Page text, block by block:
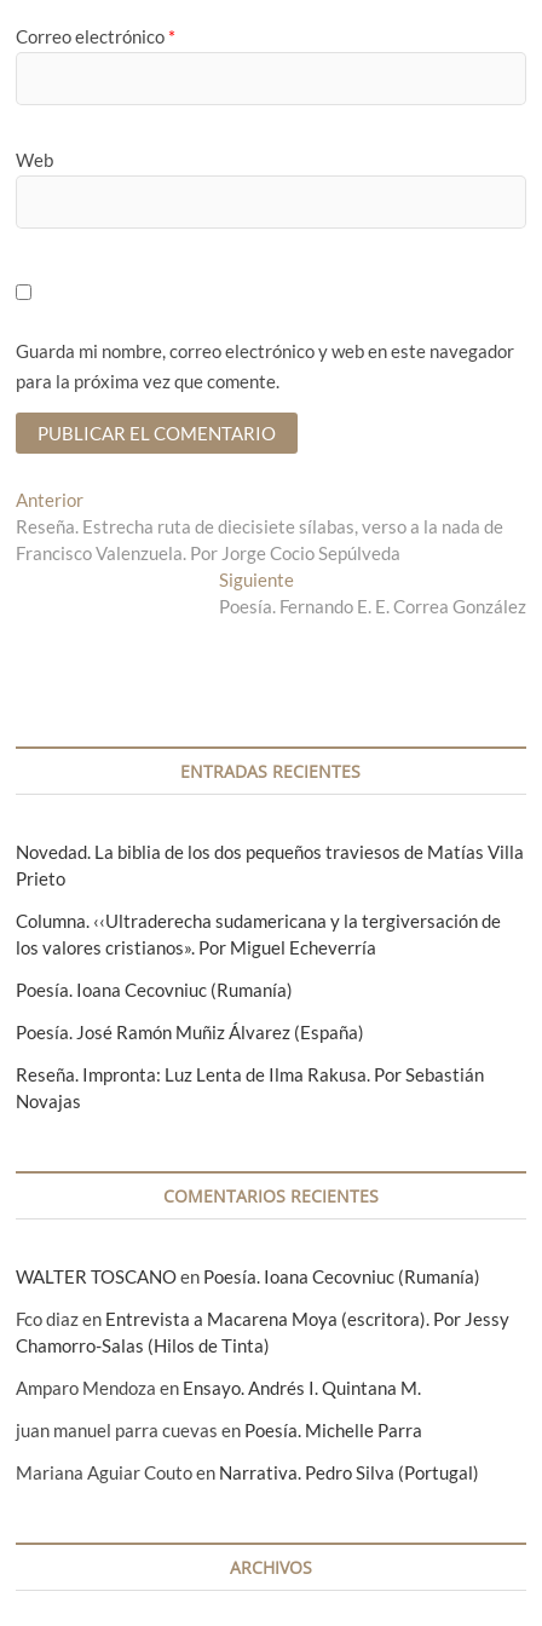
Correo electrónico *
Web
Guarda mi nombre, correo electrónico y web en este navegador
para la próxima vez que comente.
N
a
c
n
d
e
n
t
r
d
Anterior
n
t
r
o
Reseña. Estrecha ruta de diecisiete sílabas, verso a la nada de
Francisco Valenzuela. Por Jorge Cocio Sepúlveda
SiguienteE
n
s
i
u
n
t
Poesía. Fernando E. E. Correa González
ENTRADAS RECIENTES
Novedad. La biblia de los dos pequeños traviesos de Matías Villa
Prieto
Columna. ‹‹Ultraderecha sudamericana y la tergiversación de
los valores cristianos». Por Miguel Echeverría
Poesía. Ioana Cecovniuc (Rumanía)
Poesía. José Ramón Muñiz Álvarez (España)
Reseña. Impronta: Luz Lenta de Ilma Rakusa. Por Sebastián
Novajas
COMENTARIOS RECIENTES
WALTER TOSCANOen Poesía. Ioana Cecovniuc (Rumanía)
Fco diazen Entrevista a Macarena Moya (escritora). Por Jessy
Chamorro-Salas (Hilos de Tinta)
Amparo Mendoza en Ensayo. Andrés I. Quintana M.
juan manuel parra cuevas en Poesía. Michelle Parra
Mariana Aguiar Coutoen Narrativa. Pedro Silva (Portugal)
ARCHIVOS